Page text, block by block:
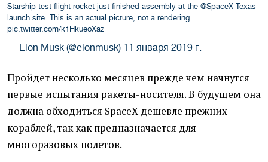
Starship test flight rocket just finished assembly at the @SpaceX Texas
launch site. This is an actual picture, not a rendering.
pic.twitter.com/k1HkueoXaz
— Elon Musk (@elonmusk) 11 января 2019 г.
Пройдет несколько месяцев прежде чем начнутся
первые испытания ракеты-носителя. В будущем она
должна обходиться SpaceX дешевле прежних
кораблей, так как предназначается для
многоразовых полетов.